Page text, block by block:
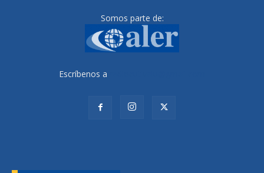
Somos parte de:
Escríbenos a